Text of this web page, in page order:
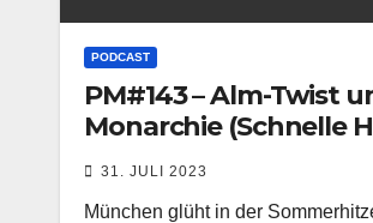
PODCAST
PM#143 – Alm-Twist
Monarchie (Schnelle
31. JULI 2023
München glüht in der